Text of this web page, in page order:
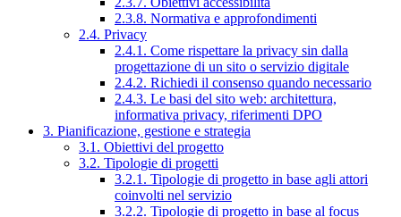
2.3.8. Normativa e approfondimenti
2.4. Privacy
2.4.1. Come rispettare la privacy sin dalla
progettazione di un sito o servizio digitale
2.4.2. Richiedi il consenso quando necessario
2.4.3. Le basi del sito web: architettura,
informativa privacy, riferimenti DPO
3. Pianificazione, gestione e strategia
3.1. Obiettivi del progetto
3.2. Tipologie di progetti
3.2.1. Tipologie di progetto in base agli attori
coinvolti nel servizio
3.2.2. Tipologie di progetto in base al focus